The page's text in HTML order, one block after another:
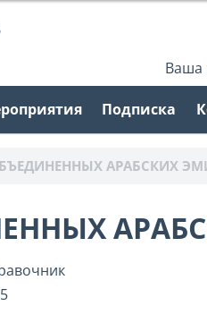
Ваша
Подписка
АРАБСКИХ